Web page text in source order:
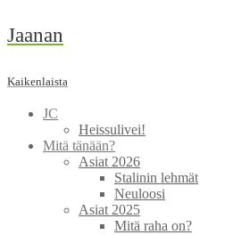
Skip
to
Jaanan
Kaikenlaista
JC
Heissulivei!
Mitä tänään?
Asiat 2026
Stalinin lehmät
Neuloosi
Asiat 2025
Mitä raha on?